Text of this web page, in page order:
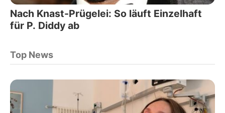
Nach Knast-Prügelei: So läuft Einzelhaft
für P. Diddy ab
Top News